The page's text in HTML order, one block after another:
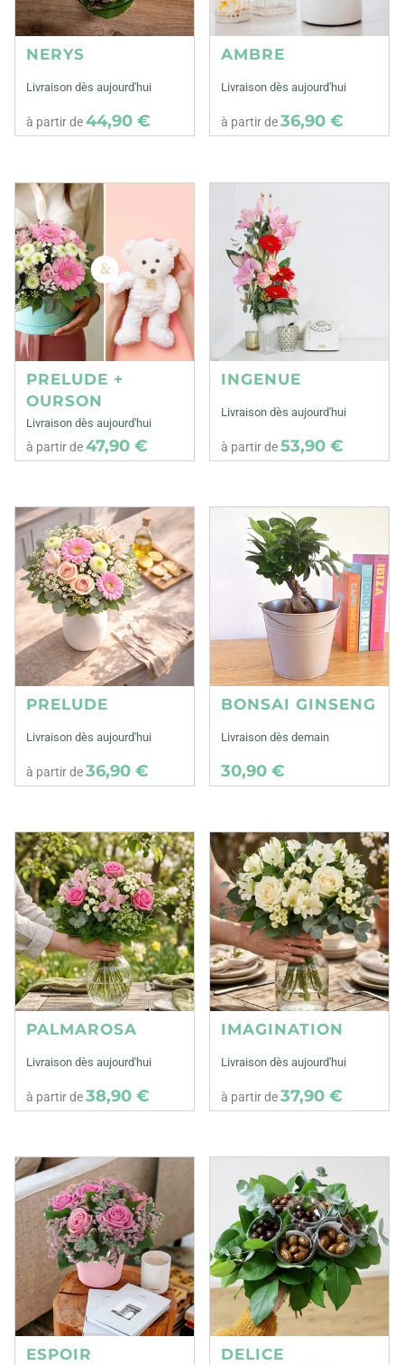
NERYS
Livraison dès aujourd'hui
à partir de44,90 €
AMBRE
Livraison dès aujourd'hui
à partir de36,90 €
PRELUDE +
OURSON
Livraison dès aujourd'hui
à partir de47,90 €
INGENUE
Livraison dès aujourd'hui
à partir de53,90 €
PRELUDE
Livraison dès aujourd'hui
à partir de36,90 €
BONSAI GINSENG
Livraison dès demain
30,90 €
PALMAROSA
Livraison dès aujourd'hui
à partir de38,90 €
IMAGINATION
Livraison dès aujourd'hui
à partir de37,90 €
ESPOIR
DELICE